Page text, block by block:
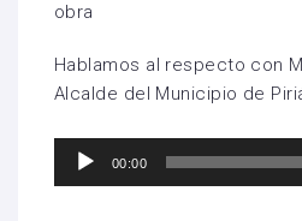
obra
Hablamos al respecto con
Alcalde del Municipio de
Reproductor
00:00